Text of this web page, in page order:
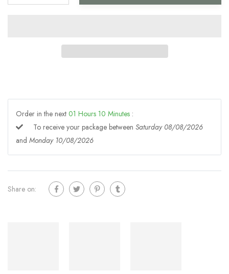
Order in the next 01 Hours 10 Minutes :
To receive your package between Saturday 08/08/2026
and Monday 10/08/2026
Share on: